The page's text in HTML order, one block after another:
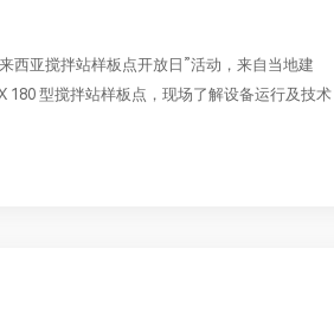
西亚搅拌站样板点开放日”活动，来自当地建
180 型搅拌站样板点，现场了解设备运行及技术